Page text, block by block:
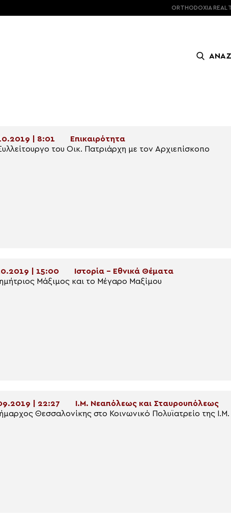
ORTHODOXIA REAL
| 8:01
Επικαιρότητα
του Οικ. Πατριάρχη με τον Αρχιεπίσκοπο
| 15:00
Ιστορία - Εθνικά Θέματα
Μάξιμος και το Μέγαρο Μαξίμου
| 22:27
Ι.Μ. Νεαπόλεως και Σταυρουπόλεως
Θεσσαλονίκης στο Κοινωνικό Πολυϊατρείο της